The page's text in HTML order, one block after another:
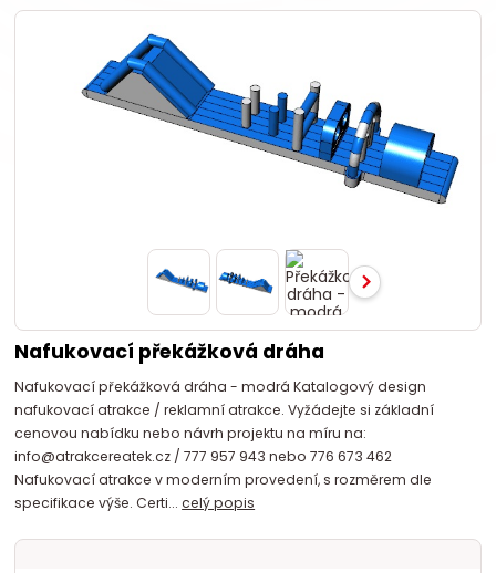
Nafukovací překážková dráha
Nafukovací překážková dráha - modrá Katalogový design
nafukovací atrakce / reklamní atrakce. Vyžádejte si základní
cenovou nabídku nebo návrh projektu na míru na:
info@atrakcereatek.cz / 777 957 943 nebo 776 673 462
Nafukovací atrakce v moderním provedení, s rozměrem dle
specifikace výše. Certi...celý popis